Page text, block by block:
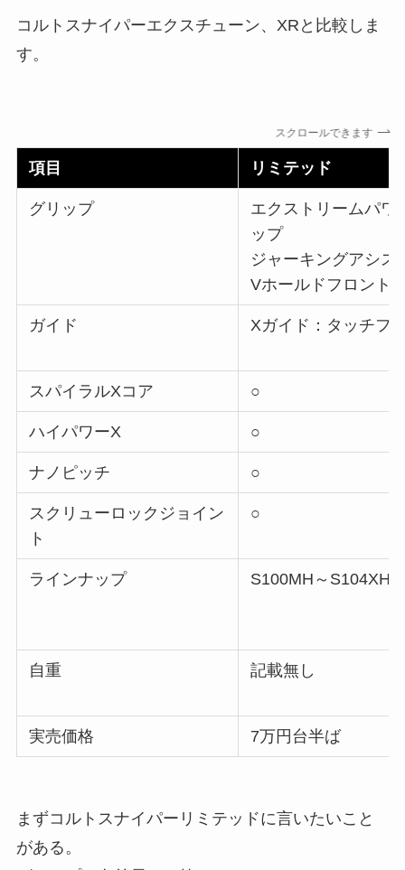
コルトスナイパーエクスチューン、XRと比較しま
す。
スクロールできます
項目 リミテッド
グリップ
エクストリームパワ
ップ
ジャーキングアシス
Vホールドフロント
ガイド Xガイド：タッチフ
スパイラルXコア ○
ハイパワーX ○
ナノピッチ ○
スクリューロックジョイン
ト
○
ラインナップ S100MH～S104XH/
自重 記載無し
実売価格 7万円台半ば
まずコルトスナイパーリミテッドに言いたいこと
がある。